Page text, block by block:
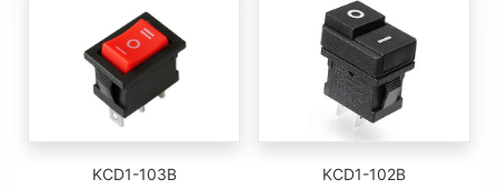
KCD1-103B KCD1-102B